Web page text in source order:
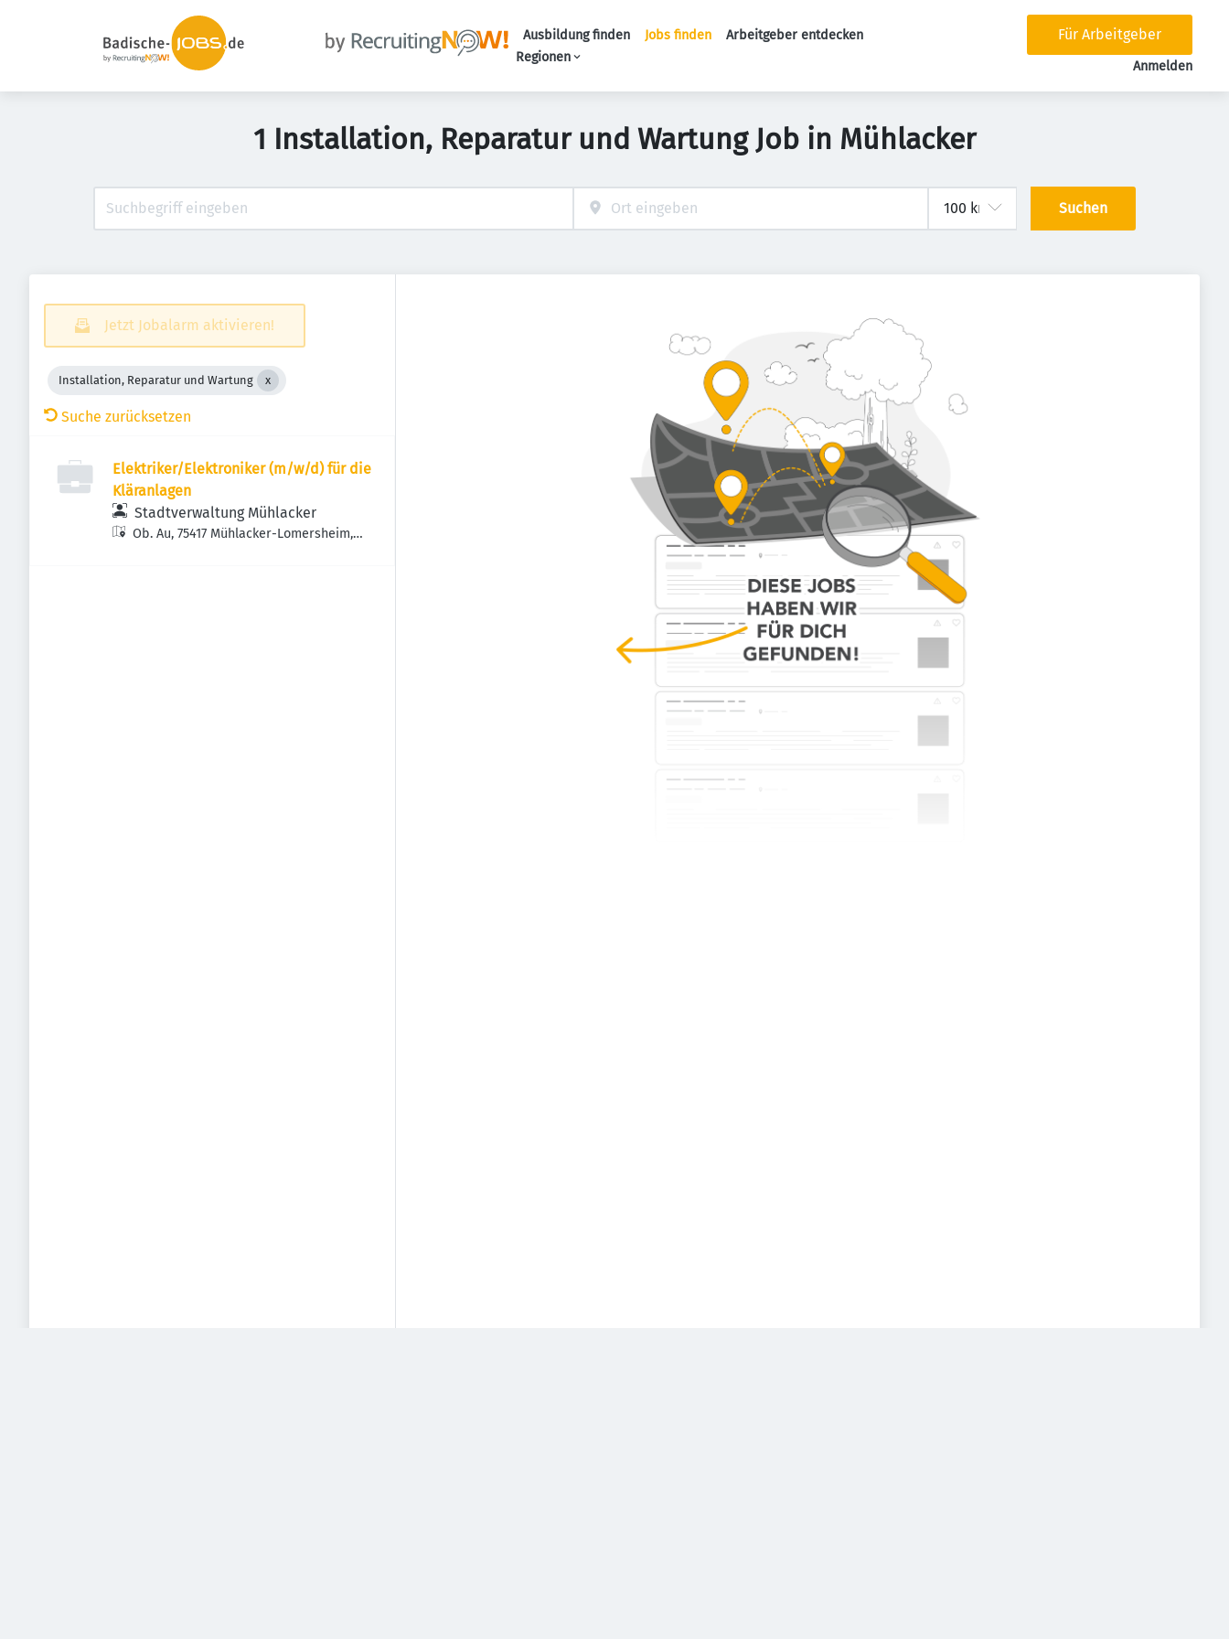
Ausbildung finden Jobs finden
Arbeitgeber entdecken
Regionen
Für Arbeitgeber
Anmelden
1 Installation, Reparatur und Wartung Job in Mühlacker
Suchen
Jetzt Jobalarm aktivieren!
Installation, Reparatur und Wartung
Suche zurücksetzen
Elektriker/Elektroniker (m/w/d) für die
Kläranlagen
Stadtverwaltung Mühlacker
Ob. Au, 75417 Mühlacker-Lomersheim,